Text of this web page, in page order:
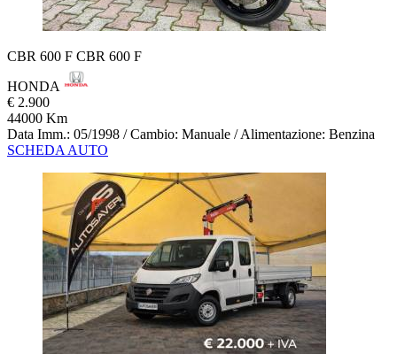
CBR 600 F CBR 600 F
HONDA
€ 2.900
44000 Km
Data Imm.: 05/1998 / Cambio: Manuale / Alimentazione: Benzina
SCHEDA AUTO